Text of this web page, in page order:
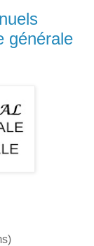
générale